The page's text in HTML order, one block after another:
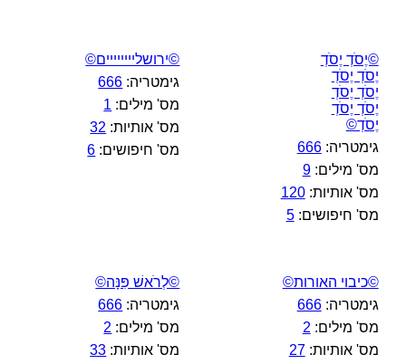
©יֶסֹדְ יֶסֹדְ
יֶסֹדְ יֶסֹדְ
יֶסֹדְ יֶסֹדְ
יֶסֹדְ יֶסֹדְ
יֶסֹדְ©
גימטריה:666
מס' מילים:9
מס' אותיות:120
מס' חיפושים:5
©ירושליייייייים©
גימטריה: 666
מס' מילים: 1
מס' אותיות: 32
מס' חיפושים: 6
©כיבוי האורות©
גימטריה:666
מס' מילים: 2
מס' אותיות:27
©לְרֹאשׁ פִּנָּה©
גימטריה: 666
מס' מילים: 2
מס' אותיות: 33